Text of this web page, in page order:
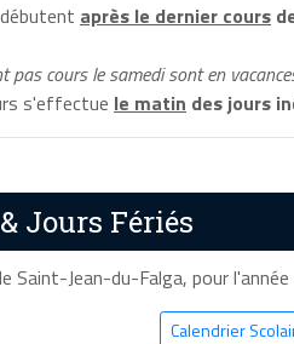
après le dernier cours
cours le samedi sont en
s'effectue le matin des jours
Jours Fériés
Saint-Jean-du-Falga, pour
Calendrier